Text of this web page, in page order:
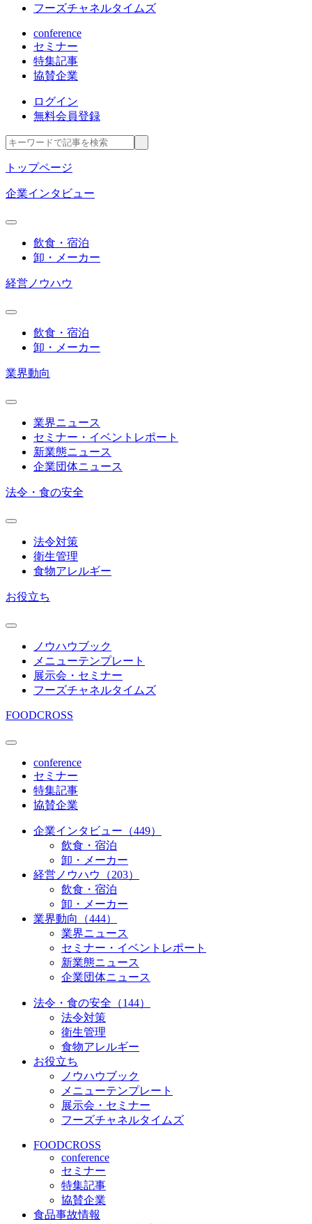
フーズチャネルタイムズ
conference
セミナー
特集記事
協賛企業
ログイン
無料会員登録
トップページ
企業インタビュー
飲食・宿泊
卸・メーカー
経営ノウハウ
飲食・宿泊
卸・メーカー
業界動向
業界ニュース
セミナー・イベントレポート
新業態ニュース
企業団体ニュース
法令・食の安全
法令対策
衛生管理
食物アレルギー
お役立ち
ノウハウブック
メニューテンプレート
展示会・セミナー
フーズチャネルタイムズ
FOODCROSS
conference
セミナー
特集記事
協賛企業
企業インタビュー（449）
飲食・宿泊
卸・メーカー
経営ノウハウ（203）
飲食・宿泊
卸・メーカー
業界動向（444）
業界ニュース
セミナー・イベントレポート
新業態ニュース
企業団体ニュース
法令・食の安全（144）
法令対策
衛生管理
食物アレルギー
お役立ち
ノウハウブック
メニューテンプレート
展示会・セミナー
フーズチャネルタイムズ
FOODCROSS
conference
セミナー
特集記事
協賛企業
食品事故情報